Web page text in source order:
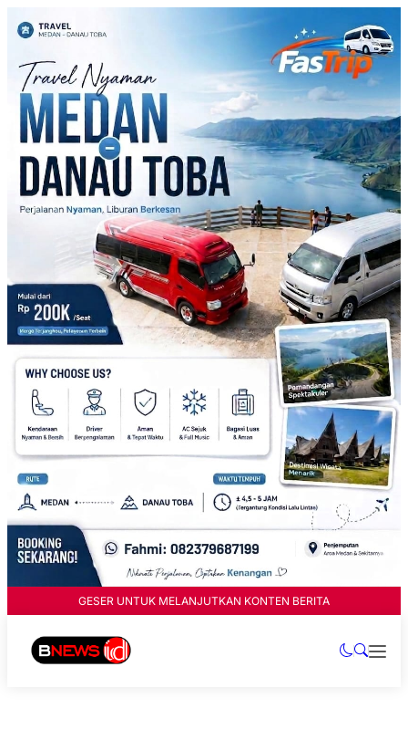
GESER UNTUK MELANJUTKAN KONTEN BERITA